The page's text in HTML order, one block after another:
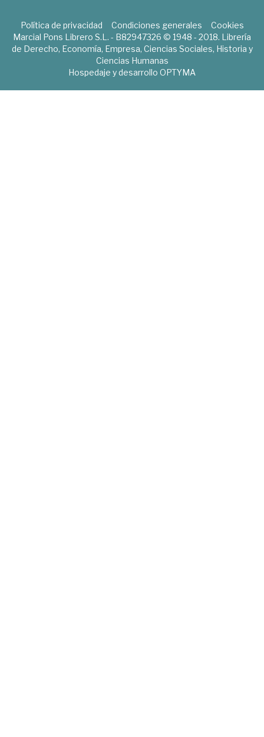
Política de privacidad Condiciones generales
Cookies
Marcial Pons Librero S.L. - B82947326 © 1948 - 2018. Librería
de Derecho, Economía, Empresa, Ciencias Sociales, Historia y
Ciencias Humanas
Hospedaje y desarrollo OPTYMA